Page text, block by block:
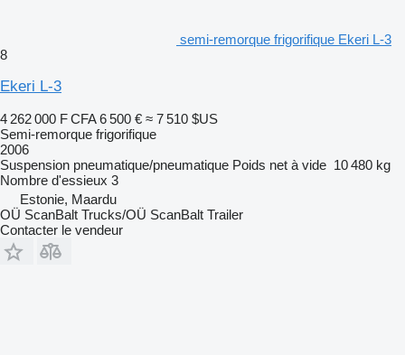
semi-remorque frigorifique Ekeri L-3
8
Ekeri L-3
4 262 000 F CFA 6 500 € ≈ 7 510 $US
Semi-remorque frigorifique
2006
Suspension pneumatique/pneumatique Poids net à vide 10 480 kg
Nombre d'essieux 3
Estonie, Maardu
OÜ ScanBalt Trucks/OÜ ScanBalt Trailer
Contacter le vendeur